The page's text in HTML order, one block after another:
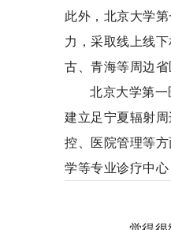
此外，北京大学
力，采取线上线
古、青海等周边省
北京大学第
建立足宁夏辐射
控、医院管理等
学等专业诊疗中